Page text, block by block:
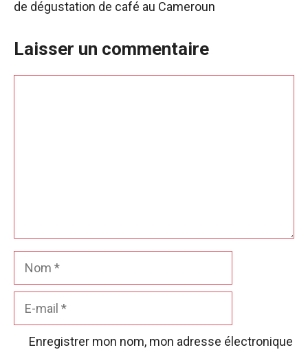
de dégustation de café au Cameroun
Laisser un commentaire
Enregistrer mon nom, mon adresse électronique